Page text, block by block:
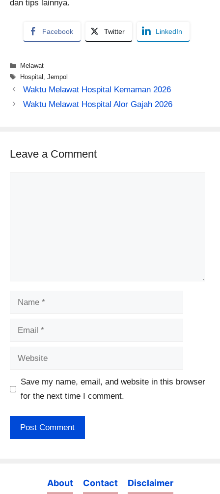
dan tips lainnya.
Facebook Twitter LinkedIn
Categories
Melawat
Tags
Hospital , Jempol
Waktu Melawat Hospital Kemaman 2026
Waktu Melawat Hospital Alor Gajah 2026
Leave a Comment
Name
Email
Website
Save my name, email, and website in this browser
for the next time I comment.
About Contact Disclaimer